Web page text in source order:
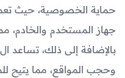
حماية الخصوصية، حيث
جهاز المستخدم والخادم،
وحجب المواقع، مما يتيح